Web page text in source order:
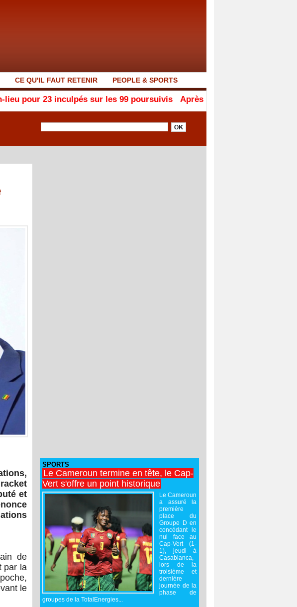
CE QU'IL FAUT RETENIR PEOPLE & SPORTS
sur les 99 poursuivis Après son intervention en français, Amy
et
de
par la
le
SPORTS
Le Cameroun termine en tête, le Cap-
Vert s'offre un point historique
Le Cameroun
a assuré la
première
place du
Groupe D en
concédant le
nul face au
Cap-Vert (1-
1), jeudi à
Casablanca,
lors de la
troisième et
dernière
journée de la
phase de
groupes de la TotalEnergies...